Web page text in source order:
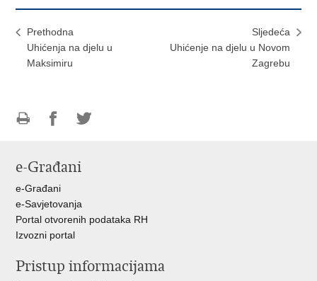
Prethodna
Uhićenja na djelu u
Maksimiru
Sljedeća
Uhićenje na djelu u Novom
Zagrebu
FacebookuTwitteru
e-Građani
e-Građani
e-Savjetovanja
Portal otvorenih podataka RH
Izvozni portal
Pristup informacijama